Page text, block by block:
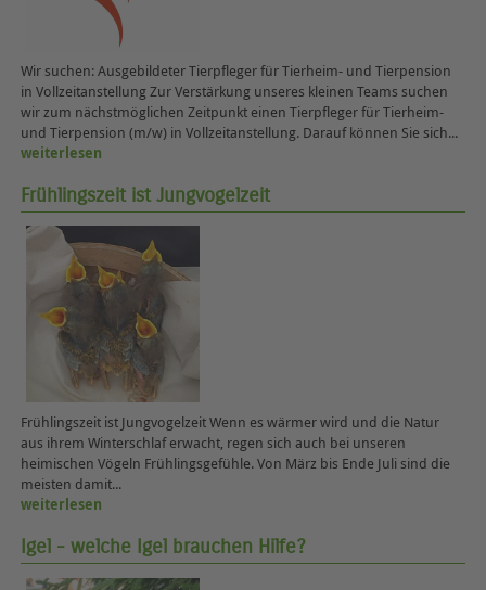
Wir suchen: Ausgebildeter Tierpfleger für Tierheim- und Tierpension
in Vollzeitanstellung Zur Verstärkung unseres kleinen Teams suchen
wir zum nächstmöglichen Zeitpunkt einen Tierpfleger für Tierheim-
und Tierpension (m/w) in Vollzeitanstellung. Darauf können Sie sich...
weiterlesen
Frühlingszeit ist Jungvogelzeit
Frühlingszeit ist Jungvogelzeit Wenn es wärmer wird und die Natur
aus ihrem Winterschlaf erwacht, regen sich auch bei unseren
heimischen Vögeln Frühlingsgefühle. Von März bis Ende Juli sind die
meisten damit...
weiterlesen
Igel - welche Igel brauchen Hilfe?